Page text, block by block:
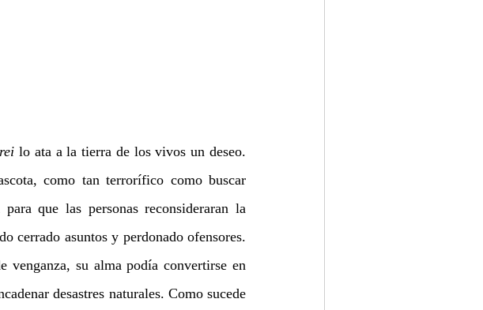
lo ata a la tierra de los vivos un deseo.
como tan terrorífico como buscar
que las personas reconsideraran la
cerrado asuntos y perdonado ofensores.
desastres naturales. Como sucede